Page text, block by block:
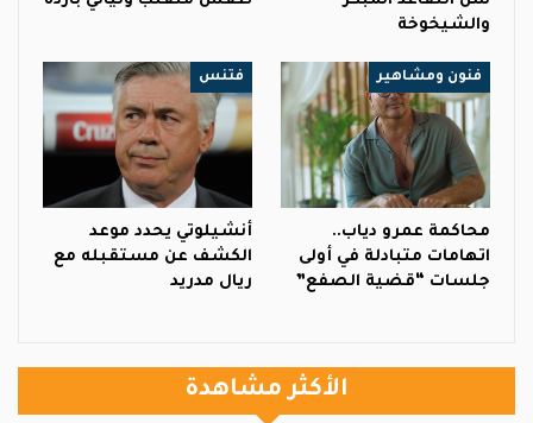
والشيخوخة
فنون ومشاهير
محاكمة عمرو دياب..
اتهامات متبادلة في أولى
جلسات “قضية الصفع”
فتنس
أنشيلوتي يحدد موعد
الكشف عن مستقبله مع
ريال مدريد
الأكثر مشاهدة